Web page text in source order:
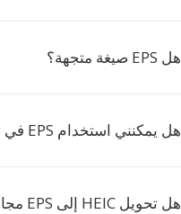
هل EPS صيغة متجهة؟
هل يمكنني استخدام EPS في تخطيطات الطباعة؟
هل تحويل HEIC إلى EPS مجاني؟